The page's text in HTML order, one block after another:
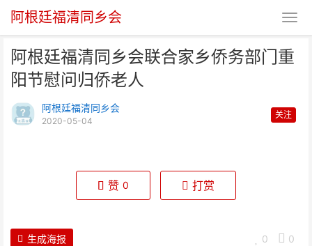
阿根廷福清同乡会
阿根廷福清同乡会联合家乡侨务部门重
阳节慰问归侨老人
阿根廷福清同乡会
2020-05-04
关注
门重阳节慰问归侨老人
赞 0 打赏
0 0
生成海报